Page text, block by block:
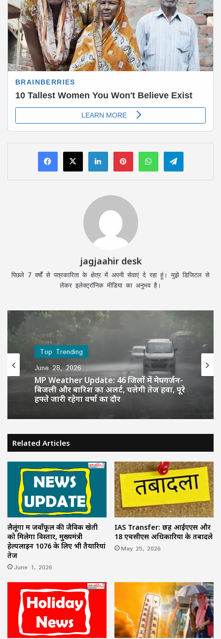
LinkedInPinterestWhatsAppTelegram
jagjaahir desk
पिछले 7 वर्षों से पत्रकारिता के क्षेत्र में अपनी सेवाएं दे रहा हूं। मुझे डिजिटल से
लेकर इलेक्ट्रॉनिक मीडिया का अनुभव है।
Top Trending
June 28, 2026
MP Weather Update: 46 जिलों में मेघगर्जन-
बिजली और बारिश का अलर्ट, चलेगी तेज हवा, पूरे
हफ्ते जारी रहेगा वर्षा का दौर
Related Articles
लैलूंगा में जवाँफूल की जैविक खेती
को मिलेगा विस्तार, मुख्यमंत्री
हेल्पलाइन 1076 के लिए भी तैयारियां
तेज
June 1, 2026
IAS Transfer: छह आईएएस और
18 एचसीएस अधिकारियों के तबादले
May 25, 2026